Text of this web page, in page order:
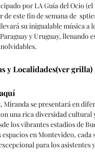
por LA Guía del Ocio (el
este fin de semana de
su inigualable música a
y Uruguay, llenando
y Localidades(ver grilla)
Miranda se presentará en
una rica diversidad cultural
los vibrantes estadios de
espacios en Montevideo,
para los asistentes